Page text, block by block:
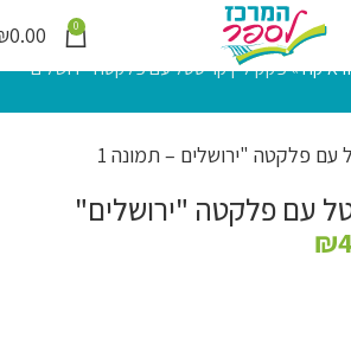
0
0.00
»פקק ליין קריסטל עם פלקטה "ירושלים"
עם פלקטה "ירושלים"
₪